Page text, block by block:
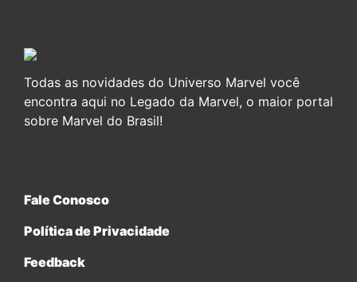
Todas as novidades do Universo Marvel você
encontra aqui no Legado da Marvel, o maior portal
sobre Marvel do Brasil!
Fale Conosco
Política de Privacidade
Feedback